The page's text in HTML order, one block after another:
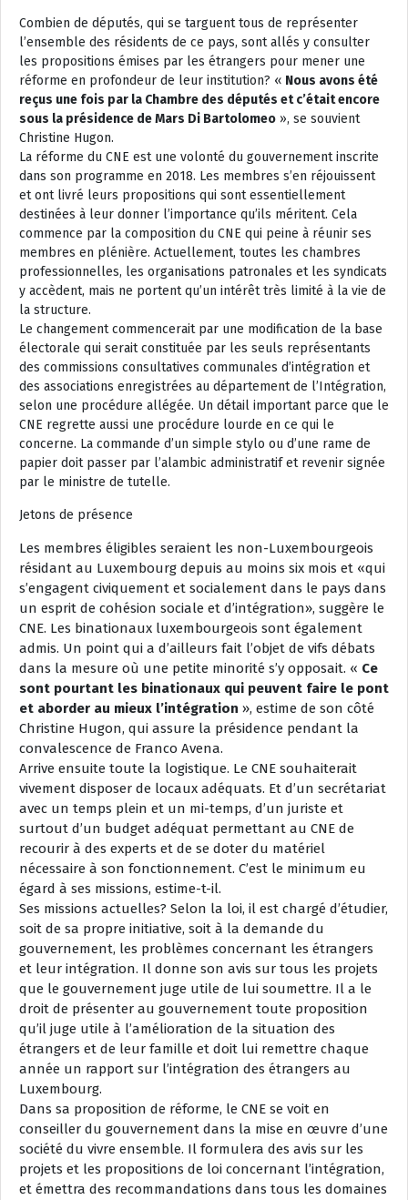
Combien de députés, qui se targuent tous de représenter
l’ensemble des résidents de ce pays, sont allés y consulter
les propositions émises par les étrangers pour mener une
réforme en profondeur de leur institution? « Nous avons été
reçus une fois par la Chambre des députés et c’était encore
sous la présidence de Mars Di Bartolomeo », se souvient
Christine Hugon.
La réforme du CNE est une volonté du gouvernement inscrite
dans son programme en 2018. Les membres s’en réjouissent
et ont livré leurs propositions qui sont essentiellement
destinées à leur donner l’importance qu’ils méritent. Cela
commence par la composition du CNE qui peine à réunir ses
membres en plénière. Actuellement, toutes les chambres
professionnelles, les organisations patronales et les syndicats
y accèdent, mais ne portent qu’un intérêt très limité à la vie de
la structure.
Le changement commencerait par une modification de la base
électorale qui serait constituée par les seuls représentants
des commissions consultatives communales d’intégration et
des associations enregistrées au département de l’Intégration,
selon une procédure allégée. Un détail important parce que le
CNE regrette aussi une procédure lourde en ce qui le
concerne. La commande d’un simple stylo ou d’une rame de
papier doit passer par l’alambic administratif et revenir signée
par le ministre de tutelle.
Jetons de présence
Les membres éligibles seraient les non-Luxembourgeois
résidant au Luxembourg depuis au moins six mois et «qui
s’engagent civiquement et socialement dans le pays dans
un esprit de cohésion sociale et d’intégration», suggère le
CNE. Les binationaux luxembourgeois sont également
admis. Un point qui a d’ailleurs fait l’objet de vifs débats
dans la mesure où une petite minorité s’y opposait. « Ce
sont pourtant les binationaux qui peuvent faire le pont
et aborder au mieux l’intégration », estime de son côté
Christine Hugon, qui assure la présidence pendant la
convalescence de Franco Avena.
Arrive ensuite toute la logistique. Le CNE souhaiterait
vivement disposer de locaux adéquats. Et d’un secrétariat
avec un temps plein et un mi-temps, d’un juriste et
surtout d’un budget adéquat permettant au CNE de
recourir à des experts et de se doter du matériel
nécessaire à son fonctionnement. C’est le minimum eu
égard à ses missions, estime-t-il.
Ses missions actuelles? Selon la loi, il est chargé d’étudier,
soit de sa propre initiative, soit à la demande du
gouvernement, les problèmes concernant les étrangers
et leur intégration. Il donne son avis sur tous les projets
que le gouvernement juge utile de lui soumettre. Il a le
droit de présenter au gouvernement toute proposition
qu’il juge utile à l’amélioration de la situation des
étrangers et de leur famille et doit lui remettre chaque
année un rapport sur l’intégration des étrangers au
Luxembourg.
Dans sa proposition de réforme, le CNE se voit en
conseiller du gouvernement dans la mise en œuvre d’une
société du vivre ensemble. Il formulera des avis sur les
projets et les propositions de loi concernant l’intégration,
et émettra des recommandations dans tous les domaines